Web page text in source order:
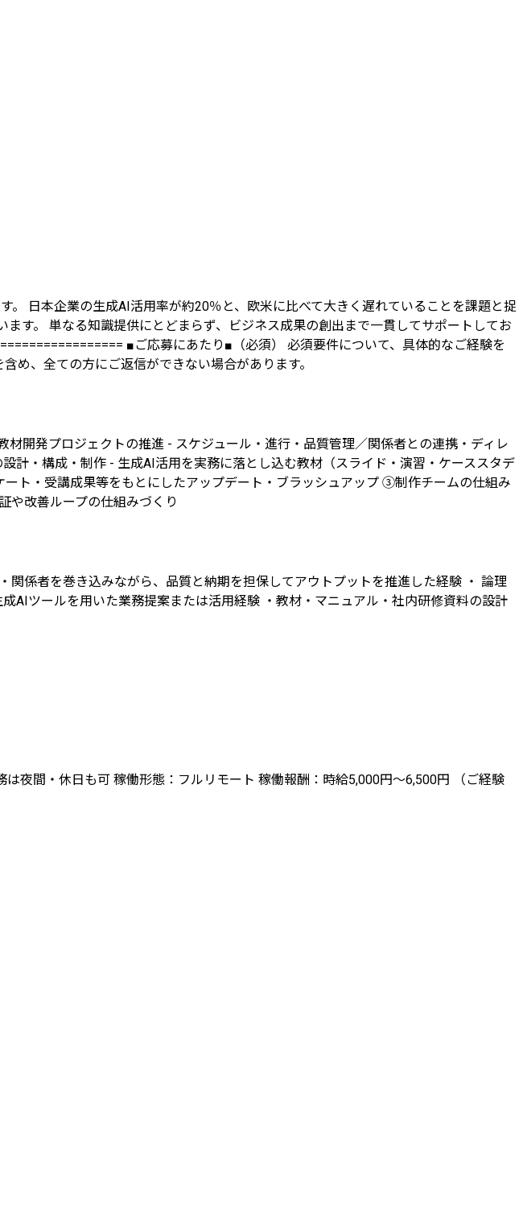
日本企業の生成AI活用率が約20％と、欧米に比べて大きく遅れていることを課題と捉
す。 単なる知識提供にとどまらず、ビジネス成果の創出まで一貫してサポートしてお
■ご応募にあたり■（必須） 必須要件について、具体的なご経験を
め、全ての方にご返信ができない場合があります。
開発プロジェクトの推進 - スケジュール・進行・品質管理／関係者との連携・ディレ
・構成・制作 - 生成AI活用を実務に落とし込む教材（スライド・演習・ケーススタデ
ト・受講成果等をもとにしたアップデート・ブラッシュアップ ③制作チームの仕組み
や改善ループの仕組みづくり
係者を巻き込みながら、品質と納期を担保してアウトプットを推進した経験 ・ 論理
AIツールを用いた業務提案または活用経験 ・教材・マニュアル・社内研修資料の設計
間・休日も可 稼働形態：フルリモート 稼働報酬：時給5,000円〜6,500円 （ご経験